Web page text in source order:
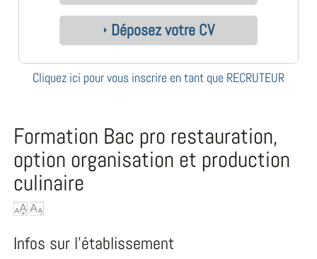
Déposez votre CV
Cliquez ici pour vous inscrire en tant que RECRUTEUR
Formation Bac pro restauration,
option organisation et production
culinaire
Infos sur l'établissement